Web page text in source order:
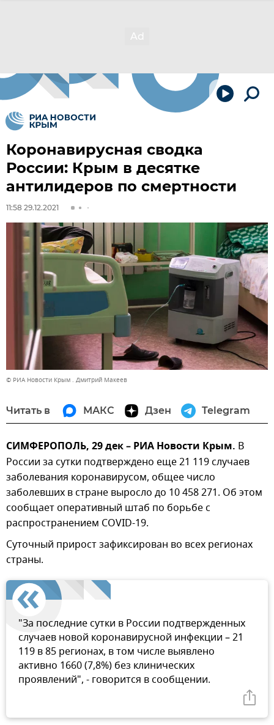
Коронавирусная сводка
России: Крым в десятке
антилидеров по смертности
11:58 29.12.2021
© РИА Новости Крым . Дмитрий Макеев
Читать в МАКС Дзен Telegram
СИМФЕРОПОЛЬ, 29 дек – РИА Новости Крым. В
России за сутки подтверждено еще 21 119 случаев
заболевания коронавирусом, общее число
заболевших в стране выросло до 10 458 271. Об этом
сообщает оперативный штаб по борьбе с
распространением COVID-19.
Суточный прирост зафиксирован во всех регионах
страны.
"За последние сутки в России подтвержденных
случаев новой коронавирусной инфекции – 21
119 в 85 регионах, в том числе выявлено
активно 1660 (7,8%) без клинических
проявлений", - говорится в сообщении.